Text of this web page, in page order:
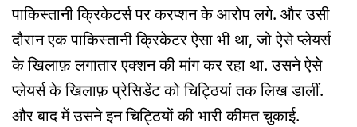
पाकिस्तानी क्रिकेटर्स पर करप्शन के आरोप लगे. और उसी
दौरान एक पाकिस्तानी क्रिकेटर ऐसा भी था, जो ऐसे प्लेयर्स
के खिलाफ़ लगातार एक्शन की मांग कर रहा था. उसने ऐसे
प्लेयर्स के खिलाफ़ प्रेसिडेंट को चिट्ठियां तक लिख डालीं.
और बाद में उसने इन चिट्ठियों की भारी कीमत चुकाई.